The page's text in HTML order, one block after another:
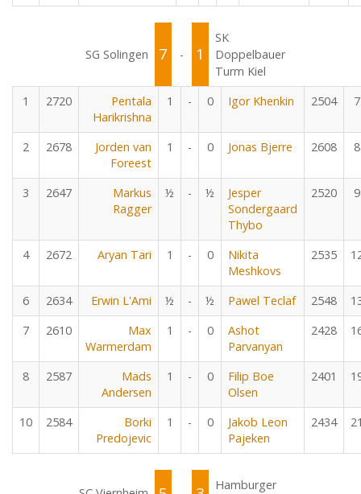
SG Solingen 7 - 1
SK
Doppelbauer
Turm Kiel
1
2720
Pentala
Harikrishna
1 - 0 Igor Khenkin 2504 7
2 2678
Jorden van
Foreest
1 - 0 Jonas Bjerre 2608 8
3 2647
Markus
Ragger
½ - ½
Jesper
Sondergaard
Thybo
2520 9
4 2672 Aryan Tari 1 - 0
Nikita
Meshkovs
2535
6 2634 Erwin L'Ami ½ - ½ Pawel Teclaf 2548
7
2610
Max
Warmerdam
1 - 0
Ashot
Parvanyan
2428
8 2587
Mads
Andersen
1 - 0
Filip Boe
Olsen
2401
10 2584
Borki
Predojevic
1 - 0
Jakob Leon
Pajeken
2434
Hamburger